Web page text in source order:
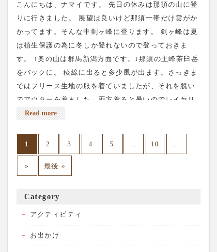
こんにちは、ナマイです。 先日の休みは那須の山に登
りに行きました。 展望は良いけど那須一帯だけ雲がか
かってます。そんな中剣ヶ峰に登ります。 剣ヶ峰は夏
は植生保護の為に冬しか登れないので登っておきま
す。 ↑奥の山は群馬新潟方面です。↓那須の主峰茶臼岳
をバックに。 稜線に出ると多少風が出ます。さっきま
ではフリース生地の服を着ていましたが、それを脱い
でアウターを着ました。両方着ると暑いのでレイヤリ
ングで汗をかかない様に調節します。 剣ヶ峰の山頂に
します。 一度下ります。くだりの方が危ないので気を
つけて歩きます。 岩場も多くなりました。アイゼンを
引っ掛け無い様に気をつけます。 ここは落ちたらヤバ
一帯の雲が取れてきました。太陽の周りに虹が出来ま
方が朝日岳は楽な気がします。感覚ですけど…^_^ 朝
Read more
1 2 3 4 5 10
» 最後 »
Category
アクティビティ
お出かけ